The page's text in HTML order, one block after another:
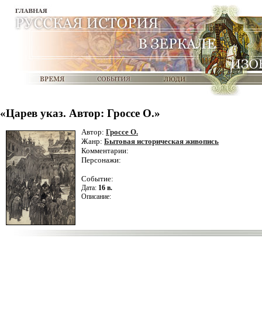
«Царев указ. Автор: Гроссе О.»
Автор: Гроссе О.
Жанр: Бытовая историческая живопись
Комментарии:
Персонажи:
Событие:
Дата: 16 в.
Описание: